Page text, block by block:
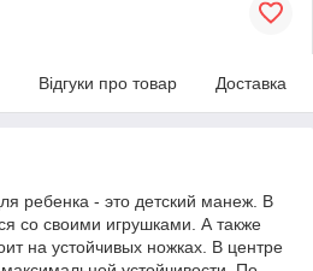
Відгуки про товар Доставка
ребенка - это детский манеж. В
со своими игрушками. А также
на устойчивых ножках. В центре